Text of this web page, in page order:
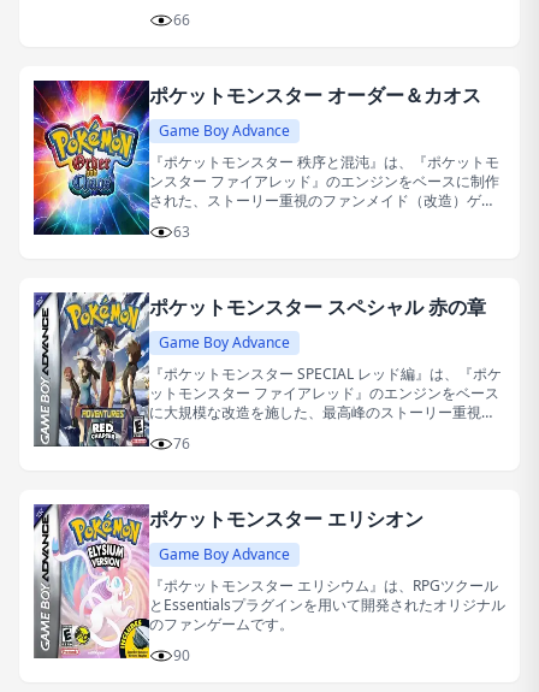
66
ポケットモンスター オーダー＆カオス
Game Boy Advance
『ポケットモンスター 秩序と混沌』は、『ポケットモ
ンスター ファイアレッド』のエンジンをベースに制作
された、ストーリー重視のファンメイド（改造）ゲー
63
ポケットモンスター スペシャル 赤の章
Game Boy Advance
『ポケットモンスター SPECIAL レッド編』は、『ポケ
ットモンスター ファイアレッド』のエンジンをベース
に大規模な改造を施した、最高峰のストーリー重視型
76
ポケットモンスター エリシオン
Game Boy Advance
『ポケットモンスター エリシウム』は、RPGツクール
とEssentialsプラグインを用いて開発されたオリジナル
のファンゲームです。
90